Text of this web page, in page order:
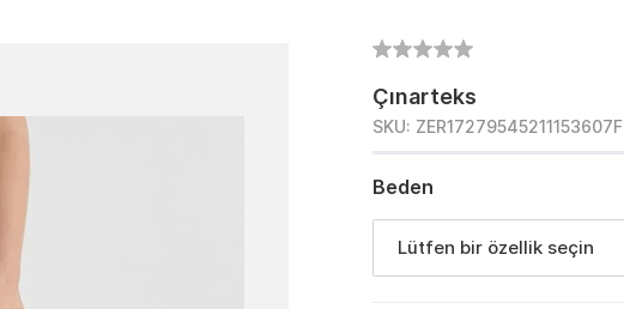
Çınarteks
SKU: ZER17279545211153607F
Beden
Lütfen bir özellik seçin